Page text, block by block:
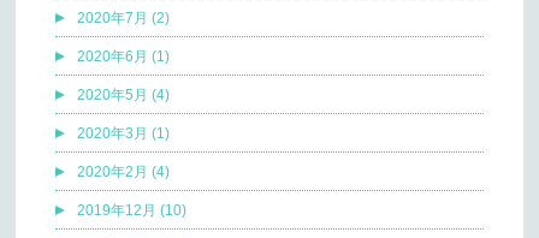
2020年7月 (2)
2020年6月 (1)
2020年5月 (4)
2020年3月 (1)
2020年2月 (4)
2019年12月 (10)